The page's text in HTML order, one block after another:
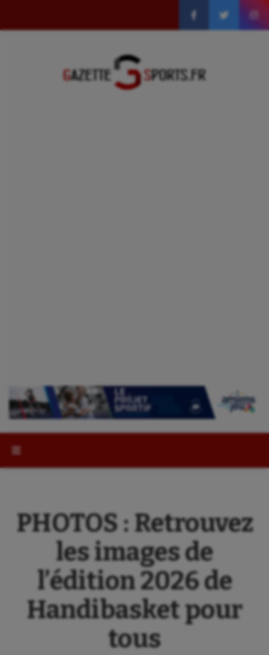
PHOTOS : Retrouvez
les images de
l’édition 2026 de
Handibasket pour
tous